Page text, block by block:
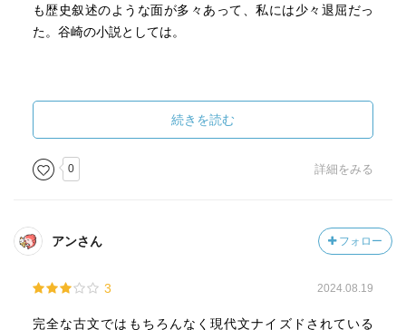
も歴史叙述のような面が多々あって、私には少々退屈だっ
た。谷崎の小説としては。
続きを読む
0 詳細をみる
アンさん フォロー
3 2024.08.19
完全な古文ではもちろんなく現代文ナイズドされている